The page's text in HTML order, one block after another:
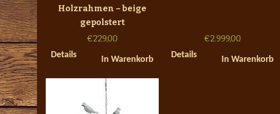
Holzrahmen – beige
gepolstert
€229,00
Details
In Warenkorb
€2.999,00
Details
In Warenkorb